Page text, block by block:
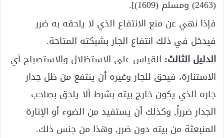
(2463) ومسلم (1609)].
فإذا نهي عن منع الانتفاع الذي لا يلحقه به ضرر
فيدخل في ذلك انتفاع الجار بشبكته المتاحة.
الدليل الثالث: القياس على الاستظلال والاستصباح أي
الاستنارة، فيحق للجار وغيره أن ينتفع من ظل جدار
جاره الذي يكون خارج بيته بشرط ألا يلحق بصاحب
الجدار ضرراً, وكذلك أن يستفيد من الضوء أو الإنارة
المنبعثة من بيته دون ضرر, وهذا من جنس ذلك.